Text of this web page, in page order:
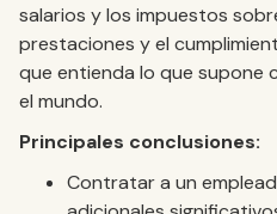
salarios y los impuestos
prestaciones y el
que entienda lo que
el mundo.
Principales conclusiones:
Contratar a un